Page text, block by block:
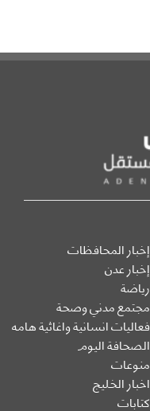
إخبار المحافظات
إخبار عدن
رياضة
مجتمع مدني وصحة
فعاليات انسانية واغاثية هامه
الصحافة اليوم
منوعات
اخبار الخليج
كتابات